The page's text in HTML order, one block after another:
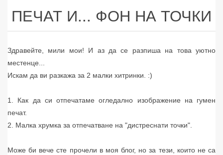
ПЕЧАТ И... ФОН НА ТОЧКИ
Здравейте, мили мои! И аз да се разпиша на това уютно
местенце...
Искам да ви разкажа за 2 малки хитринки. :)
1. Как да си отпечатаме огледално изображение на гумен
печат.
2. Малка хрумка за отпечатване на "дистреснати точки".
Може би вече сте прочели в моя блог, но за тези, които не са